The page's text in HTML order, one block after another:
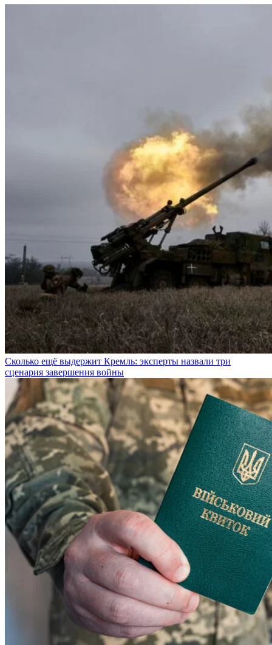
Сколько ещё выдержит Кремль: эксперты назвали три
сценария завершения войны